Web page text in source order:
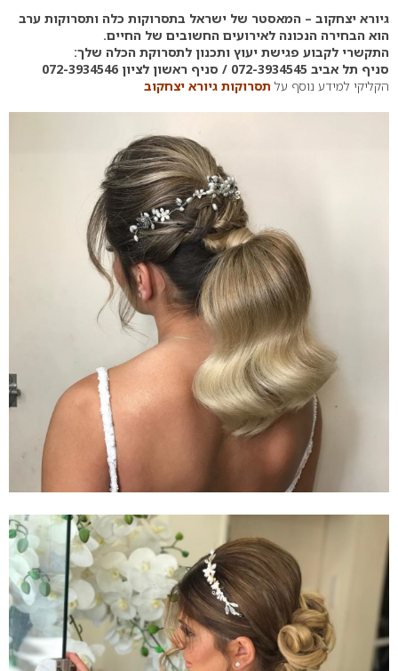
גיורא יצחקוב – המאסטר של ישראל בתסרוקות כלה ותסרוקות ערב
הוא הבחירה הנכונה לאירועים החשובים של החיים.
התקשרי לקבוע פגישת יעוץ ותכנון לתסרוקת הכלה שלך:
סניף תל אביב 072-3934545 / סניף ראשון לציון 072-3934546
הקליקי למידע נוסף על תסרוקות גיורא יצחקוב